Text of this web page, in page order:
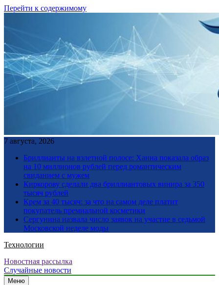
Перейти к содержимому
7 августа, 2026
Бриллианты на взлетной полосе: Ханна показала образ
на 10 миллионов рублей перед романтическим
свиданием с мужем
Киркорову сделали два бриллиантовых винира за 350
тысяч рублей
Крем за 40 тысяч: за что на самом деле платит
покупатель премиальной косметики
Сергунина назвала число заявок на участие в седьмой
Московской неделе моды
Технологии
Новостная рассылка
Случайные новости
Меню